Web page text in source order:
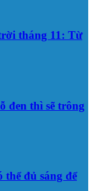
tháng 11: Từ
đen thì sẽ trông
thể đủ sáng để